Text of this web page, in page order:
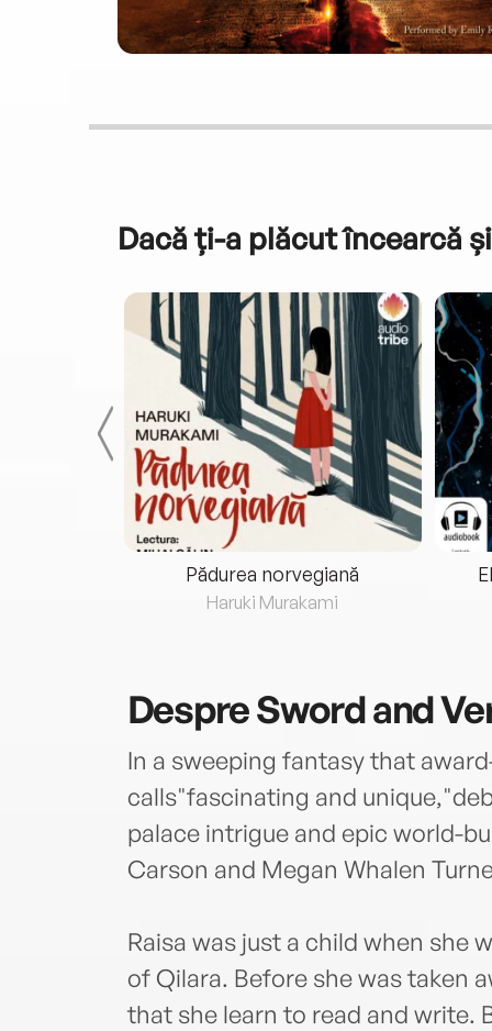
Dacă ți-a plăcut încearcă și
Pădurea norvegiană
Haruki Murakami
DespreSword and
In a sweeping fantasy that
calls"fascinating and
palace intrigue and epic world-
Carson and Megan Whalen
Raisa was just a child when she
of Qilara. Before she was taken
that she learn to read and write.